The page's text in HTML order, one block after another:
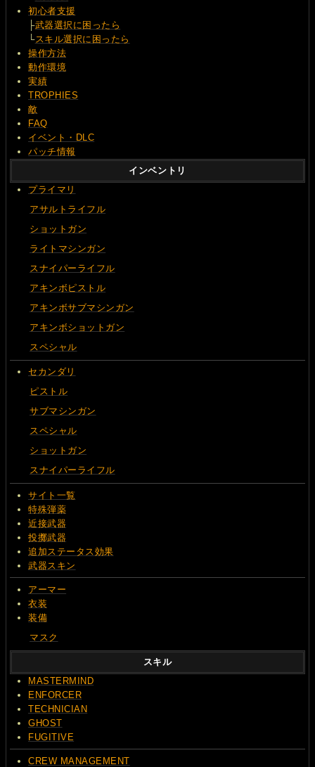
初心者支援
├武器選択に困ったら
└スキル選択に困ったら
操作方法
動作環境
実績
TROPHIES
敵
FAQ
イベント・DLC
パッチ情報
インベントリ
プライマリ
アサルトライフル
ショットガン
ライトマシンガン
スナイパーライフル
アキンボピストル
アキンボサブマシンガン
アキンボショットガン
スペシャル
セカンダリ
ピストル
サブマシンガン
スペシャル
ショットガン
スナイパーライフル
サイト一覧
特殊弾薬
近接武器
投擲武器
追加ステータス効果
武器スキン
アーマー
衣装
装備
マスク
スキル
MASTERMIND
ENFORCER
TECHNICIAN
GHOST
FUGITIVE
CREW MANAGEMENT